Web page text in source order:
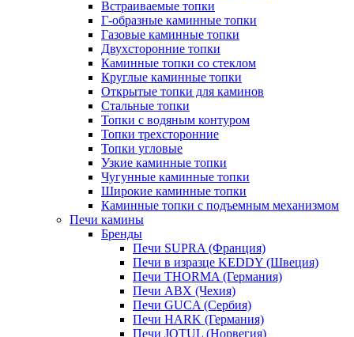
Встраиваемые топки
Г-образные каминные топки
Газовые каминные топки
Двухсторонние топки
Каминные топки со стеклом
Круглые каминные топки
Открытые топки для каминов
Стальные топки
Топки с водяным контуром
Топки трехсторонние
Топки угловые
Узкие каминные топки
Чугунные каминные топки
Широкие каминные топки
Каминные топки с подъемным механизмом
Печи камины
Бренды
Печи SUPRA (Франция)
Печи в изразце KEDDY (Швеция)
Печи THORMA (Германия)
Печи ABX (Чехия)
Печи GUCA (Сербия)
Печи HARK (Германия)
Печи JOTUL (Норвегия)